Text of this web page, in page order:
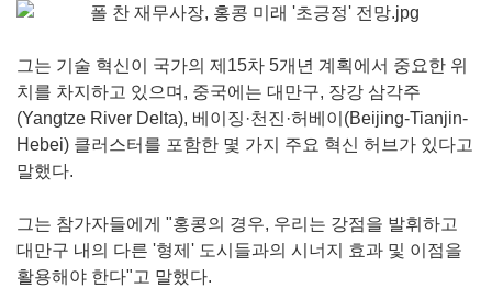
그는 기술 혁신이 국가의 제15차 5개년 계획에서 중요한 위
치를 차지하고 있으며, 중국에는 대만구, 장강 삼각주
(Yangtze River Delta), 베이징·천진·허베이(Beijing-Tianjin-
Hebei) 클러스터를 포함한 몇 가지 주요 혁신 허브가 있다고
말했다.
그는 참가자들에게 "홍콩의 경우, 우리는 강점을 발휘하고
대만구 내의 다른 '형제' 도시들과의 시너지 효과 및 이점을
활용해야 한다"고 말했다.